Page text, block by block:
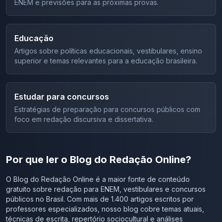
crime de injúria racial. Além disso, recentemente
ocorreram atentados em Paris, na França; outra dica é
estudar para entender o que motivou tais atentados, pois
isso também pode cair na prova. Fonte: Mundo Vestibular
O que achou de nossas apostas Possíveis temas da
redação da Fuvest 2016?
redação e nos envie para correção com o Redação
Online!
ENEM e previsões para as próximas provas.
Educação
Artigos sobre políticas educacionais, vestibulares, ensino
superior e temas relevantes para a educação brasileira.
Estudar para concursos
Estratégias de preparação para concursos públicos com
foco em redação discursiva e dissertativa.
Por que ler o Blog do Redação Online?
O Blog do Redação Online é a maior fonte de conteúdo
gratuito sobre redação para ENEM, vestibulares e concursos
públicos no Brasil. Com mais de 1.400 artigos escritos por
professores especializados, nosso blog cobre temas atuais,
técnicas de escrita, repertório sociocultural e análises